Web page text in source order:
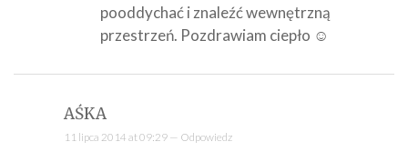
pooddychać i znaleźć wewnętrzną
przestrzeń. Pozdrawiam ciepło ☺
AŚKA
11 lipca 2014 at 09:29 — Odpowiedz